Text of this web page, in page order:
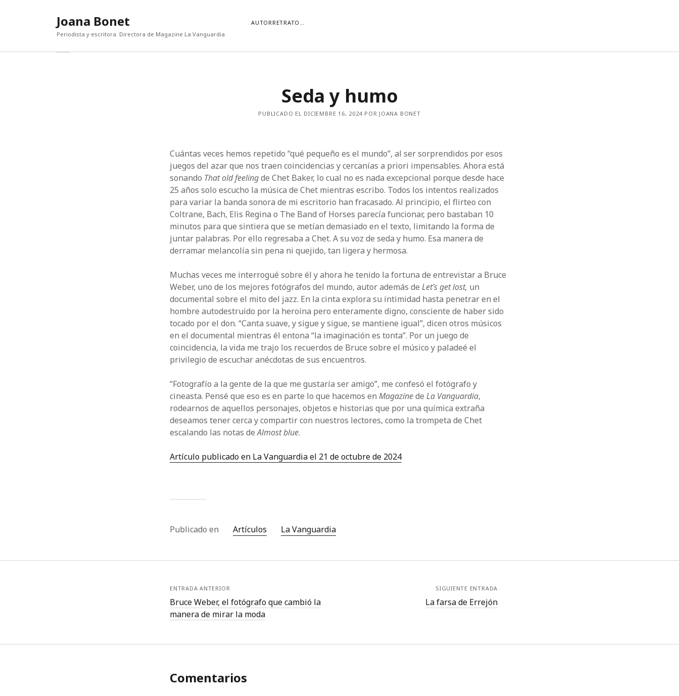
Joana Bonet
Periodista y escritora. Directora de Magazine La Vanguardia
AUTORRETRATO…
Buscar
Seda y humo
PUBLICADO EL DICIEMBRE 16, 2024 POR JOANA BONET
Cuántas veces hemos repetido “qué pequeño es el mundo”, al ser sorprendidos por esos
juegos del azar que nos traen coincidencias y cercanías a priori impensables. Ahora está
sonando That old feelingde Chet Baker, lo cual no es nada excepcional porque desde hace
25 años solo escucho la música de Chet mientras escribo. Todos los intentos realizados
para variar la banda sonora de mi escritorio han fracasado. Al principio, el flirteo con
Coltrane, Bach, Elis Regina o The Band of Horses parecía funcionar, pero bastaban 10
minutos para que sintiera que se metían demasiado en el texto, limitando la forma de
juntar palabras. Por ello regresaba a Chet. A su voz de seda y humo. Esa manera de
derramar melancolía sin pena ni quejido, tan ligera y hermosa.
Muchas veces me interrogué sobre él y ahora he tenido la fortuna de entrevistar a Bruce
Weber, uno de los mejores fotógrafos del mundo, autor además deLet’s get lost, un
documental sobre el mito del jazz. En la cinta explora su intimidad hasta penetrar en el
hombre autodestruido por la heroína pero enteramente digno, consciente de haber sido
tocado por el don. “Canta suave, y sigue y sigue, se mantiene igual”, dicen otros músicos
en el documental mientras él entona “la imaginación es tonta”. Por un juego de
coincidencia, la vida me trajo los recuerdos de Bruce sobre el músico y paladeé el
privilegio de escuchar anécdotas de sus encuentros.
“Fotografío a la gente de la que me gustaría ser amigo”, me confesó el fotógrafo y
cineasta. Pensé que eso es en parte lo que hacemos enMagazinedeLa Vanguardia,
rodearnos de aquellos personajes, objetos e historias que por una química extraña
deseamos tener cerca y compartir con nuestros lectores, como la trompeta de Chet
escalando las notas deAlmost blue.
Artículo publicado en La Vanguardia el 21 de octubre de 2024
Publicado en Artículos La Vanguardia
ENTRADA ANTERIOR
Bruce Weber, el fotógrafo que cambió la
manera de mirar la moda
SIGUIENTE ENTRADA
La farsa de Errejón
Comentarios